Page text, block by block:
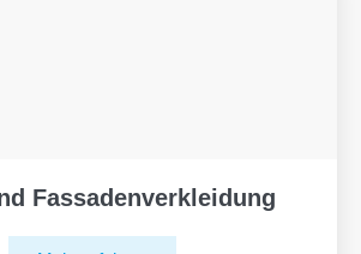
Fassadenverkleidung